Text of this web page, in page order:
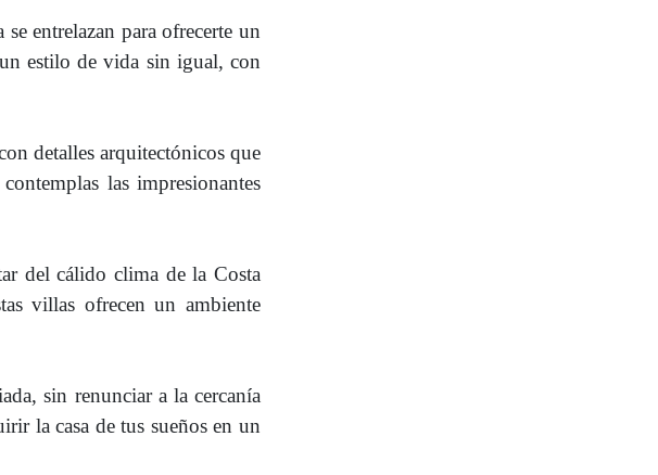
entrelazan para ofrecerte un
estilo de vida sin igual, con
detalles arquitectónicos que
las impresionantes
del cálido clima de la Costa
villas ofrecen un ambiente
sin renunciar a la cercanía
la casa de tus sueños en un